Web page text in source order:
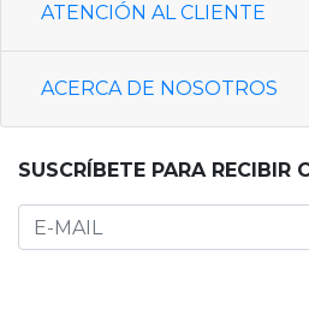
ATENCIÓN AL CLIENTE
ACERCA DE NOSOTROS
SUSCRÍBETE PARA RECIBIR